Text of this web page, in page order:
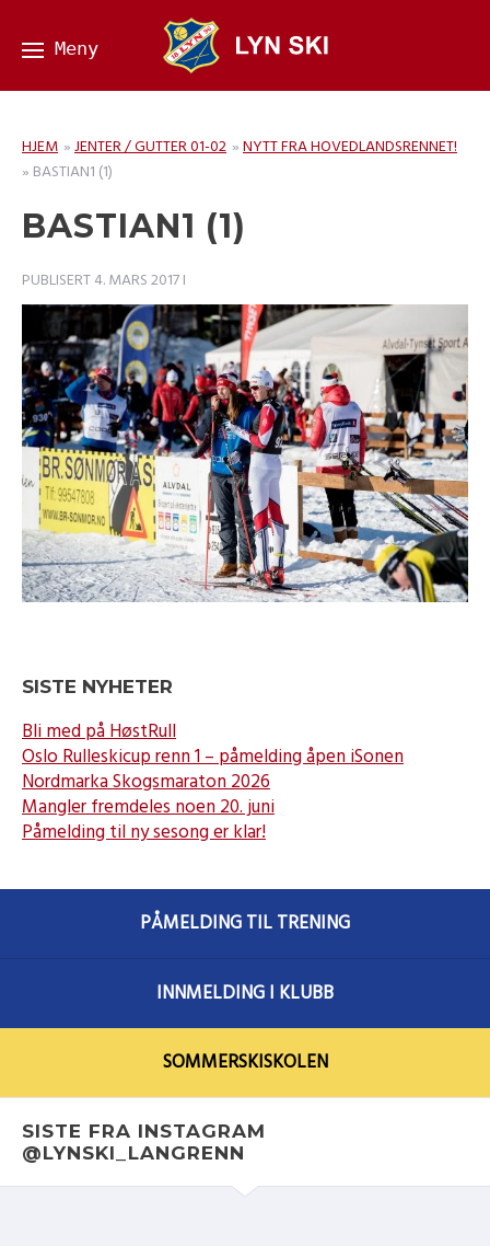
HJEM »JENTER / GUTTER 01-02 »NYTT FRA HOVEDLANDSRENNET!
» BASTIAN1 (1)
BASTIAN1 (1)
PUBLISERT4. MARS 2017I
SISTE NYHETER
Bli med på HøstRull
Oslo Rulleskicup renn 1 – påmelding åpen iSonen
Nordmarka Skogsmaraton 2026
Mangler fremdeles noen 20. juni
Påmelding til ny sesong er klar!
PÅMELDING TIL TRENING
INNMELDING I KLUBB
SOMMERSKISKOLEN
SISTE FRA INSTAGRAM
@LYNSKI_LANGRENN